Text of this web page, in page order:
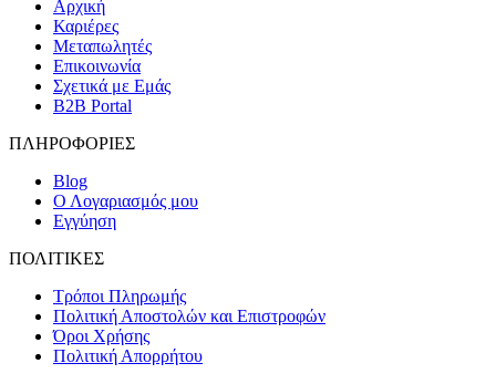
Αρχική
Καριέρες
Μεταπωλητές
Επικοινωνία
Σχετικά με Εμάς
B2B Portal
ΠΛΗΡΟΦΟΡΙΕΣ
Blog
Ο Λογαριασμός μου
Εγγύηση
ΠΟΛΙΤΙΚΕΣ
Τρόποι Πληρωμής
Πολιτική Αποστολών και Επιστροφών
Όροι Χρήσης
Πολιτική Απορρήτου